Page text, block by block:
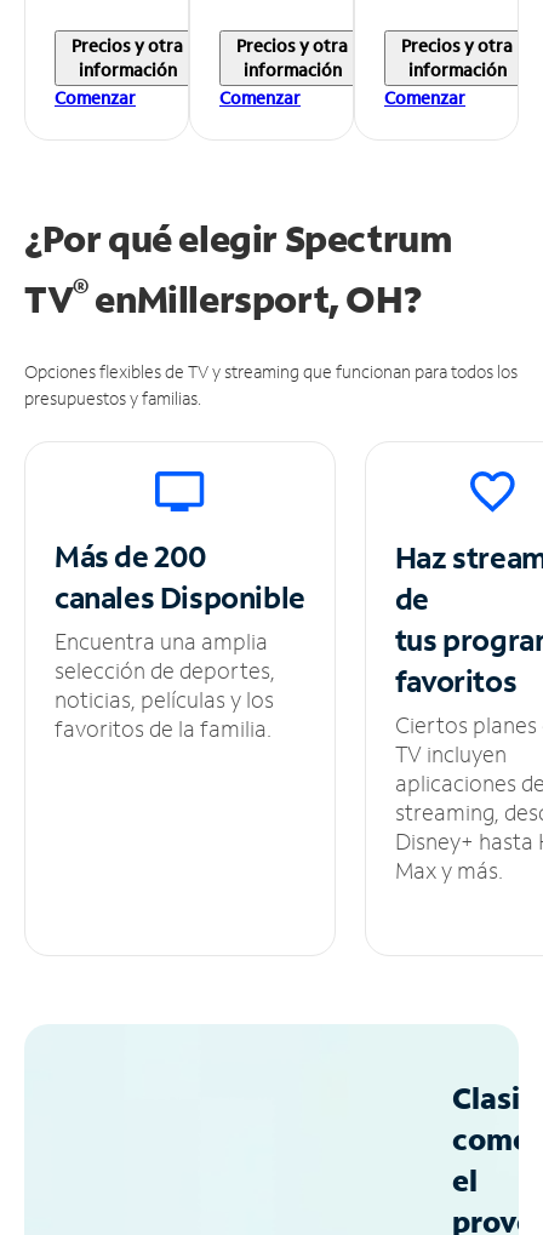
Precios y otra
información
Comenzar
Precios y otra
información
Comenzar
Precios y otra
información
Comenzar
¿Por qué elegir Spectrum
TV®enMillersport, OH?
Opciones flexibles de TV y streaming que funcionan para todos los
presupuestos y familias.
Más de 200
canalesDisponible
Encuentra una amplia
selección de deportes,
noticias, películas y los
favoritos de la familia.
Haz
de
tus
favoritos
Ciertos planes
TV incluyen
aplicaciones
streaming,
Disney+ hasta
Max y más.
como
el